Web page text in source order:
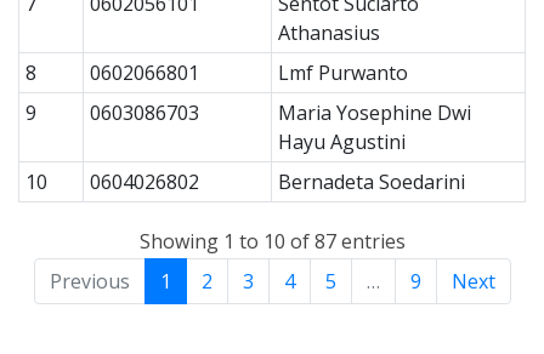
Athanasius
8
0602066801
Lmf Purwanto
9
0603086703
Maria Yosephine Dwi
Hayu Agustini
10
0604026802 Bernadeta Soedarini
Showing 1 to 10 of 87 entries
Previous
1 2 3 4 5 … 9 Next